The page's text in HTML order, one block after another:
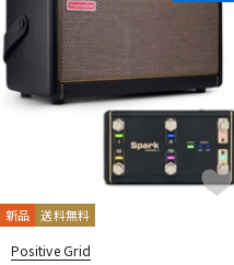
新品 送料無料
Positive Grid